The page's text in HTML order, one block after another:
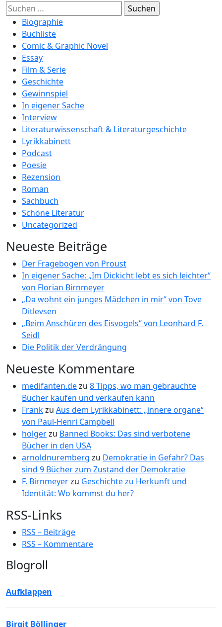
Suchen
nach:Biographie
Buchliste
Comic & Graphic Novel
Essay
Film & Serie
Geschichte
Gewinnspiel
In eigener Sache
Interview
Literaturwissenschaft & Literaturgeschichte
Lyrikkabinett
Podcast
Poesie
Rezension
Roman
Sachbuch
Schöne Literatur
Uncategorized
Neueste Beiträge
Der Fragebogen von Proust
In eigener Sache: „Im Dickicht lebt es sich leichter“
von Florian Birnmeyer
„Da wohnt ein junges Mädchen in mir“ von Tove
Ditlevsen
„Beim Anschüren des Eisvogels“ von Leonhard F.
Seidl
Die Politik der Verdrängung
Neueste Kommentare
medifanten.dezu 8 Tipps, wo man gebrauchte
Bücher kaufen und verkaufen kann
Frankzu Aus dem Lyrikkabinett: „innere organe“
von Paul-Henri Campbell
holgerzu Banned Books: Das sind verbotene
Bücher in den USA
arnoldnuremberg zu Demokratie in Gefahr? Das
sind 9 Bücher zum Zustand der Demokratie
F. Birnmeyerzu Geschichte zu Herkunft und
Identität: Wo kommst du her?
RSS-Links
RSS – Beiträge
RSS – Kommentare
Blogroll
Aufklappen
Birgit Böllinger